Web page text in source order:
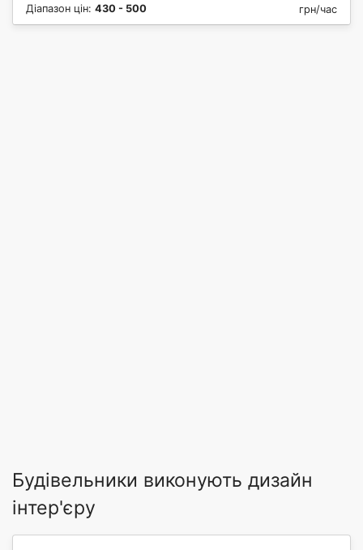
Діапазон цін: 430 - 500 грн/час
Будівельники виконують дизайн
інтер'єру